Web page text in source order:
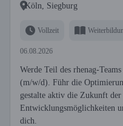
Köln, Siegburg
Vollzeit
06.08.2026
Werde Teil des rhenag-
(m/w/d). Führ die
gestalte aktiv die Zukunft
Entwicklungsmöglichkeiten
dich.